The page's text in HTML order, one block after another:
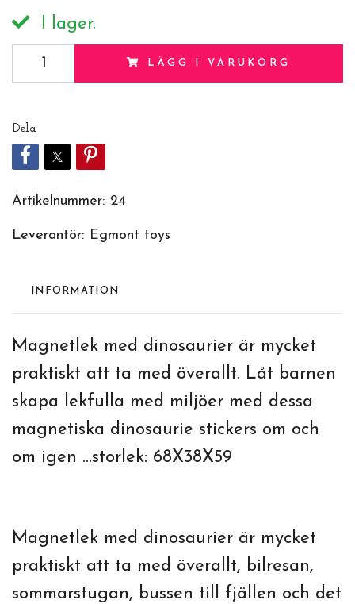
I lager.
LÄGG I VARUKORG
Dela
Artikelnummer: 24
Leverantör: Egmont toys
INFORMATION
Magnetlek med dinosaurier är mycket
praktiskt att ta med överallt. Låt barnen
skapa lekfulla med miljöer med dessa
magnetiska dinosaurie stickers om och
om igen ...storlek: 68X38X59
Magnetlek med dinosaurier är mycket
praktiskt att ta med överallt, bilresan,
sommarstugan, bussen till fjällen och det